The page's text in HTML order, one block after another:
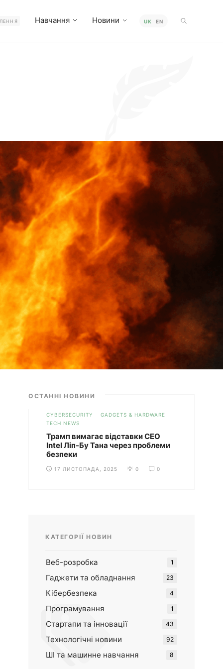
Навчання Новини UK EN
ОСТАННІ НОВИНИ
CYBERSECURITY
GADGETS & HARDWARE
TECH NEWS
Трамп вимагає відставки CEO
Intel Ліп-Бу Тана через проблеми
безпеки
17 ЛИСТОПАДА, 2025 0 0
КАТЕГОРІЇ НОВИН
Веб-розробка 1
Гаджети та обладнання 23
Кібербезпека 4
Програмування 1
Стартапи та інновації 43
Технологічні новини 92
ШІ та машинне навчання 8